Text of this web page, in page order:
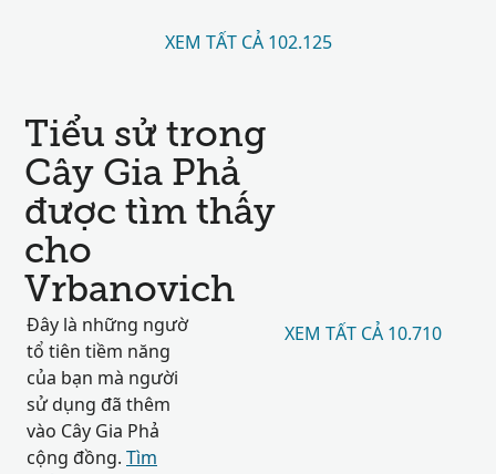
XEM TẤT CẢ 102.125
Tiểu sử trong
Cây Gia Phả
được tìm thấy
cho
Vrbanovich
Đây là những ngườ
tổ tiên tiềm năng
của bạn mà người
sử dụng đã thêm
vào Cây Gia Phả
cộng đồng. Tìm
XEM TẤT CẢ 10.710